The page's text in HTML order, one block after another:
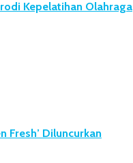
Kepelatihan Olahraga
Fresh’ Diluncurkan